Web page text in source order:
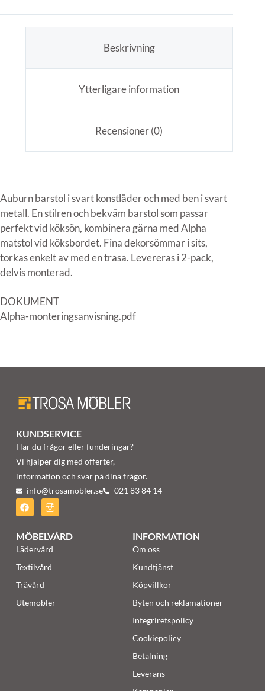
Beskrivning
Ytterligare information
Recensioner (0)
Auburn barstol i svart konstläder och med ben i svart
metall. En stilren och bekväm barstol som passar
perfekt vid köksön, kombinera gärna med Alpha
matstol vid köksbordet. Fina dekorsömmar i sits,
torkas enkelt av med en trasa. Levereras i 2-pack,
delvis monterad.
DOKUMENT
Alpha-monteringsanvisning.pdf
KUNDSERVICE
Har du frågor eller funderingar?
Vi hjälper dig med offerter,
information och svar på dina frågor.
info@trosamobler.se 021 83 84 14
MÖBELVÅRD
Lädervård
Textilvård
Trävård
Utemöbler
INFORMATION
Om oss
Kundtjänst
Köpvillkor
Byten och reklamationer
Integriretspolicy
Cookiepolicy
Betalning
Leverans